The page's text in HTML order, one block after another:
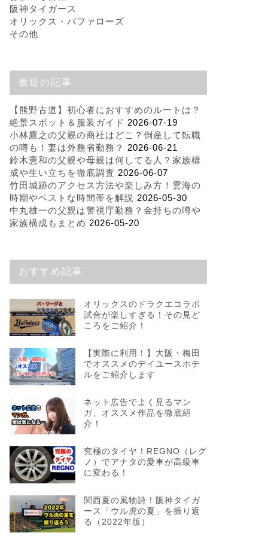
阪神タイガース
オリックス・バファローズ
その他
最近の記事
【熊野古道】初心者におすすめのルートは？
絶景スポット＆服装ガイド 2026-07-19
小林鷹之の父親の商社はどこ？倒産して転職
の噂も！妻は外務省勤務？
2026-06-21
鈴木憲和の父親や母親は何してる人？家族構
成や生い立ちを徹底調査 2026-06-07
竹田城跡のアクセス方法や楽しみ方！雲海の
時期やベストな時間帯を解説 2026-05-30
中丸雄一の父親は警視庁勤務？金持ちの噂や
家族構成もまとめ 2026-05-20
おすすめ記事
オリックスのドラクエコラボ
試合が楽しすぎる！その見ど
ころをご紹介！
【実際に利用！】大阪・梅田
でオススメのデイユースホテ
ルをご紹介します
ネット広告でよく見るマン
ガ、オススメ作品を徹底紹
介！
究極のタイヤ！REGNO（レグ
ノ）でアナタの愛車が高級車
に変わる！
関西夏の風物詩！阪神タイガ
ース「ウル虎の夏」を振り返
る（2022年版）